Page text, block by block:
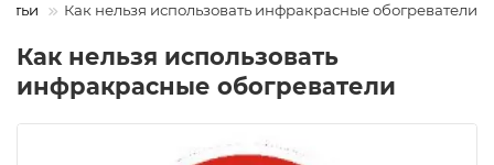
Как нельзя использовать инфракрасные обогреватели
Как нельзя использовать
инфракрасные обогреватели